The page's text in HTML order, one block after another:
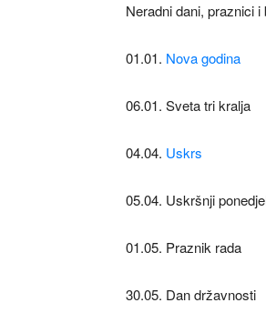
Neradni dani, praznici
01.01. Nova godina
06.01. Sveta tri kralja
04.04. Uskrs
05.04. Uskršnji
01.05. Praznik rada
30.05. Dan državnosti